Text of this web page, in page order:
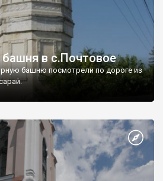
в с.Почтовое
башню посмотрели по дороге из